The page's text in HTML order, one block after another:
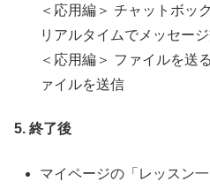
＜応用編＞ チャットボッ
リアルタイムでメッセー
＜応用編＞ ファイルを送
ァイルを送信
5. 終了後
マイページの「レッスン